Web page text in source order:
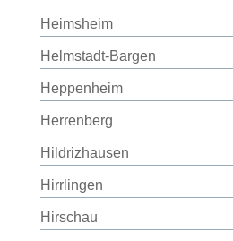
Heimsheim
Helmstadt-Bargen
Heppenheim
Herrenberg
Hildrizhausen
Hirrlingen
Hirschau